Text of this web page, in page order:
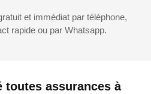
toutes assurances à
et immédiat par téléphone,
rapide ou par Whatsapp.